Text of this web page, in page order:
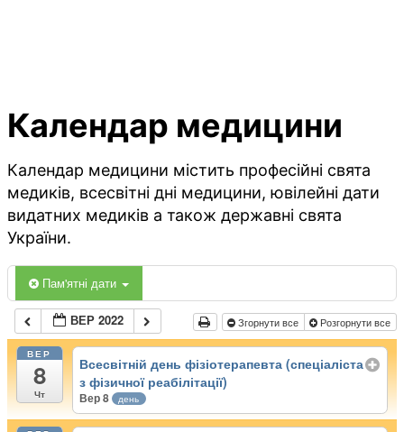
Календар медицини
Календар медицини містить професійні свята
медиків, всесвітні дні медицини, ювілейні дати
видатних медиків а також державні свята
України.
Пам'ятні дати
ВЕР 2022 Згорнути все Розгорнути все
ВЕР
8
Чт
Всесвітній день фізіотерапевта (спеціаліста
з фізичної реабілітації)
Вер 8 день